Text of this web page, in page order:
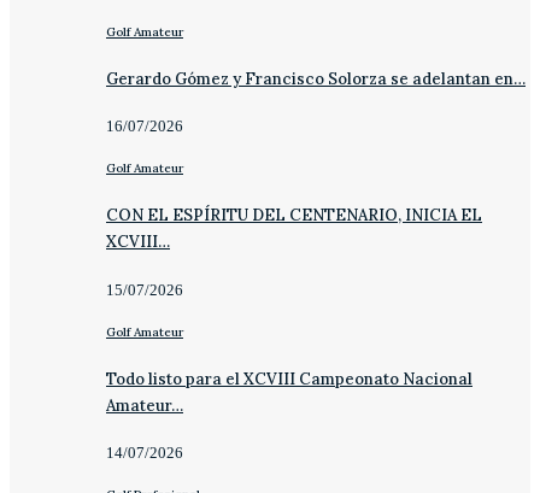
Golf Amateur
Gerardo Gómez y Francisco Solorza se adelantan en…
16/07/2026
Golf Amateur
CON EL ESPÍRITU DEL CENTENARIO, INICIA EL
XCVIII…
15/07/2026
Golf Amateur
Todo listo para el XCVIII Campeonato Nacional
Amateur…
14/07/2026